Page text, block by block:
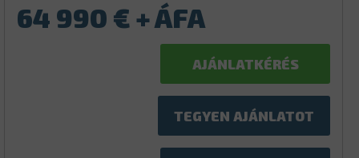
64 990 €
AJÁNLATKÉRÉS
TEGYEN AJÁNLATOT